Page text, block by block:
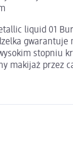
liquid 01
stopniu
makijaż przez